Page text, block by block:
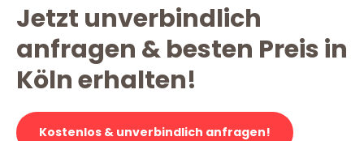
Jetzt unverbindlich
anfragen & besten Preis in
Köln erhalten!
Kostenlos & unverbindlich anfragen!